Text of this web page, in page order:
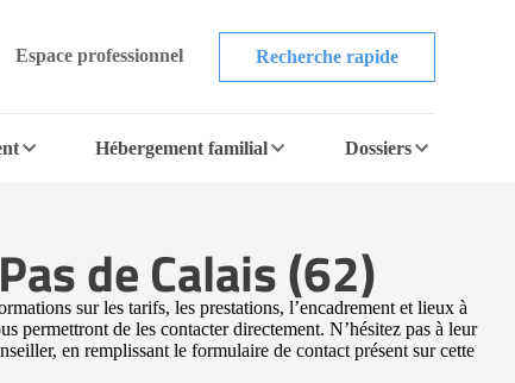
Espace professionnel Recherche rapide
Hébergement familial Dossiers
de Calais (62)
sur les tarifs, les prestations, l’encadrement et lieux à
permettront de les contacter directement. N’hésitez pas à leur
en remplissant le formulaire de contact présent sur cette